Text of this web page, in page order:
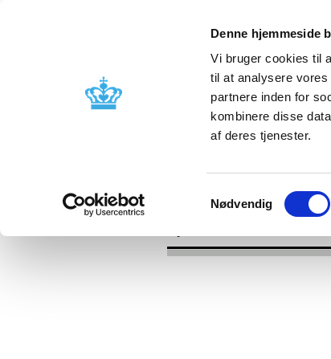
Denne hjemmeside
Vi bruger cookies til
til at analysere
partnere inden for
kombinere disse
af deres tjenester.
Samtykkevalg
Nødvendig
Godkendelse og